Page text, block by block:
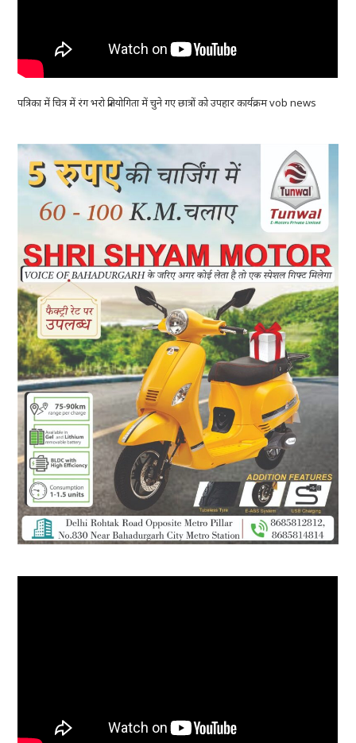
पत्रिका में चित्र में रंग भरो प्रतियोगिता में चुने गए छात्रों को उपहार कार्यक्रम vob news